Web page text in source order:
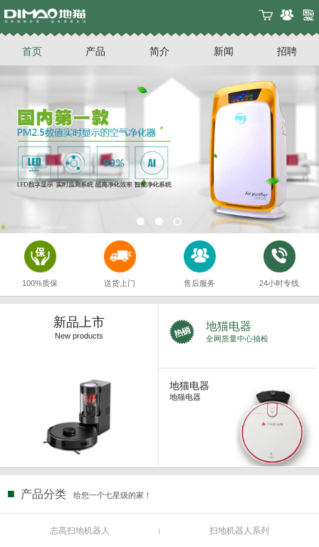
首页 产品 简介 新闻 招聘
100%质保 送货上门 售后服务 24小时专线
新品上市
New products
地猫电器
全网质量中心抽检
地猫电器
地猫电器
■ 产品分类 给您一个七星级的家！
志高扫地机器人 扫地机器人系列